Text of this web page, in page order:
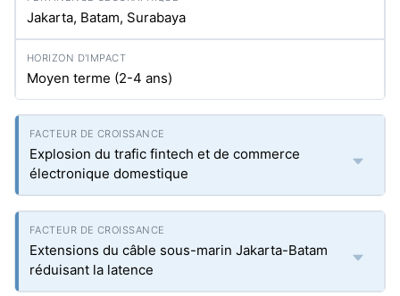
Jakarta, Batam, Surabaya
Moyen terme (2-4 ans)
Explosion du trafic fintech et de commerce
électronique domestique
Extensions du câble sous-marin Jakarta-Batam
réduisant la latence